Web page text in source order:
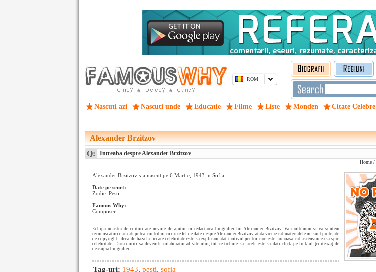
ROM
Nascuti azi Nascuti unde Educatie Filme Liste Monden Citate Celebre
Alexander Brzitzov
Q: Intreaba despre Alexander Brzitzov
Home /
Alexander Brzitzov s-a nascut pe 6 Martie, 1943 in Sofia.
Date pe scurt:
Zodie: Pesti
Famous Why:
Composer
Echipa noastra de editori are nevoie de ajutor in redactarea biografiei lui Alexander Brzitzov. Va multumim si va suntem
recunoscatori daca ati putea contribui cu orice fel de date despre Alexander Brzitzov, atata vreme cat materialele nu sunt protejate
de copyright. Ideea de baza la fiecare celebritate este sa explicam atat motivul pentru care este faimoasa cat ascensiunea sa spre
celebritate. Daca doriti sa deveniti colaborator al site-ului, tot ce trebuie sa faceti este sa dati click pe link-ul [editeaza] de
deasupra biografiei.
Tag-uri: 1943, pesti, sofia